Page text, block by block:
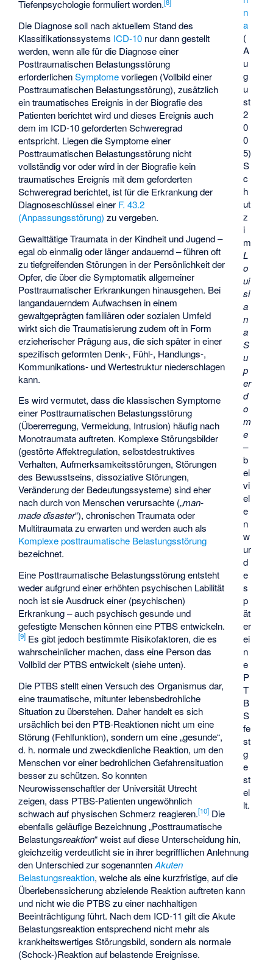
n
a
(
A
u
g
u
st
2
0
0
5)
S
c
h
ut
z
i
m
L
o
ui
si
a
n
a
S
u
p
er
d
o
m
e
–
b
ei
vi
el
e
n
w
ur
d
e
s
p
ät
er
ei
n
e
P
T
B
S
fe
st
g
e
st
el
lt.
Tiefenpsychologie formuliert worden.
Die Diagnose soll nach aktuellem Stand des
Klassifikationssystems ICD-10 nur dann gestellt
werden, wenn alle für die Diagnose einer
Posttraumatischen Belastungsstörung
erforderlichenSymptomevorliegen (Vollbild einer
Posttraumatischen Belastungsstörung), zusätzlich
ein traumatisches Ereignis in der Biografie des
Patienten berichtet wird und dieses Ereignis auch
dem im ICD-10 geforderten Schweregrad
entspricht. Liegen die Symptome einer
Posttraumatischen Belastungsstörung nicht
vollständig vor oder wird in der Biografie kein
traumatisches Ereignis mit dem geforderten
Schweregrad berichtet, ist für die Erkrankung der
Diagnoseschlüssel einer F. 43.2
(Anpassungsstörung) zu vergeben.
Gewalttätige Traumata in der Kindheit und Jugend –
egal ob einmalig oder länger andauernd – führen oft
zu tiefgreifenden Störungen in der Persönlichkeit der
Opfer, die über die Symptomatik allgemeiner
Posttraumatischer Erkrankungen hinausgehen. Bei
langandauerndem Aufwachsen in einem
gewaltgeprägten familiären oder sozialen Umfeld
wirkt sich die Traumatisierung zudem oft in Form
erzieherischer Prägung aus, die sich später in einer
spezifisch geformten Denk-, Fühl-, Handlungs-,
Kommunikations- und Wertestruktur niederschlagen
kann.
Es wird vermutet, dass die klassischen Symptome
einer Posttraumatischen Belastungsstörung
(Übererregung, Vermeidung, Intrusion) häufig nach
Monotraumataauftreten. Komplexe Störungsbilder
(gestörte Affektregulation, selbstdestruktives
Verhalten, Aufmerksamkeitsstörungen, Störungen
des Bewusstseins, dissoziative Störungen,
Veränderung der Bedeutungssysteme) sind eher
nach durch von Menschen verursachte („man-
made disaster“), chronischen Traumata oder
Multitraumatazu erwarten und werden auch als
Komplexe posttraumatische Belastungsstörung
bezeichnet.
Eine Posttraumatische Belastungsstörung entsteht
weder aufgrund einer erhöhten psychischen Labilität
noch ist sie Ausdruck einer (psychischen)
Erkrankung – auch psychisch gesunde und
gefestigte Menschen können eine PTBS entwickeln.
[9] Es gibt jedoch bestimmte Risikofaktoren, die es
wahrscheinlicher machen, dass eine Person das
Vollbild der PTBS entwickelt (siehe unten).
Die PTBS stellt einen Versuch des Organismus dar,
eine traumatische, mitunter lebensbedrohliche
Situation zu überstehen. Daher handelt es sich
ursächlich bei den PTB-Reaktionen nicht um eine
Störung (Fehlfunktion), sondern um eine „gesunde“,
d. h. normale und zweckdienliche Reaktion, um den
Menschen vor einer bedrohlichen Gefahrensituation
besser zu schützen. So konnten
Neurowissenschaftler der Universität Utrecht
zeigen, dass PTBS-Patienten ungewöhnlich
schwach auf physischen Schmerz reagieren.[10] Die
ebenfalls geläufige Bezeichnung „Posttraumatische
Belastungsreaktion“ weist auf diese Unterscheidung hin,
gleichzeitig verdeutlicht sie in ihrer begrifflichen Anlehnung
den Unterschied zur sogenanntenAkuten
Belastungsreaktion, welche als eine kurzfristige, auf die
Überlebenssicherung abzielende Reaktion auftreten kann
und nicht wie die PTBS zu einer nachhaltigen
Beeinträchtigung führt. Nach dem ICD-11 gilt die Akute
Belastungsreaktion entsprechend nicht mehr als
krankheitswertiges Störungsbild, sondern als normale
(Schock-)Reaktion auf belastende Ereignisse.